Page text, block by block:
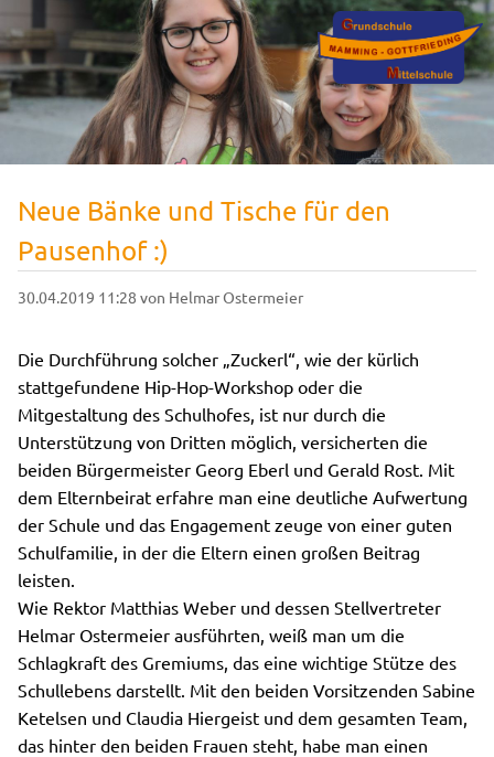
Neue Bänke und Tische für den
Pausenhof :)
30.04.2019 11:28 von Helmar Ostermeier
Die Durchführung solcher „Zuckerl“, wie der kürlich
stattgefundene Hip-Hop-Workshop oder die
Mitgestaltung des Schulhofes, ist nur durch die
Unterstützung von Dritten möglich, versicherten die
beiden Bürgermeister Georg Eberl und Gerald Rost. Mit
dem Elternbeirat erfahre man eine deutliche Aufwertung
der Schule und das Engagement zeuge von einer guten
Schulfamilie, in der die Eltern einen großen Beitrag
leisten.
Wie Rektor Matthias Weber und dessen Stellvertreter
Helmar Ostermeier ausführten, weiß man um die
Schlagkraft des Gremiums, das eine wichtige Stütze des
Schullebens darstellt. Mit den beiden Vorsitzenden Sabine
Ketelsen und Claudia Hiergeist und dem gesamten Team,
das hinter den beiden Frauen steht, habe man einen